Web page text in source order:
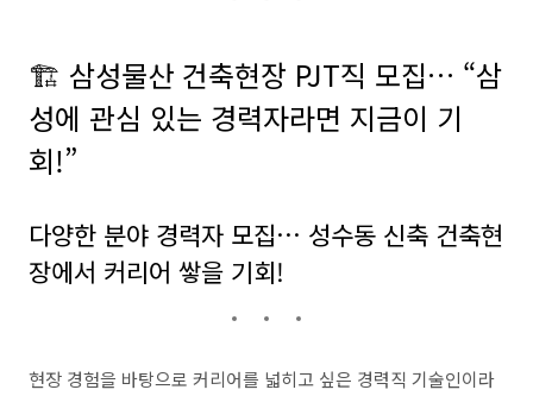
🏗️ 삼성물산 건축현장 PJT직 모집… “삼
성에 관심 있는 경력자라면 지금이 기
회!”
다양한 분야 경력자 모집… 성수동 신축 건축현
장에서 커리어 쌓을 기회!
현장 경험을 바탕으로 커리어를 넓히고 싶은 경력직 기술인이라